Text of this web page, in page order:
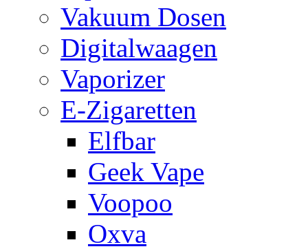
Vakuum Dosen
Digitalwaagen
Vaporizer
E-Zigaretten
Elfbar
Geek Vape
Voopoo
Oxva